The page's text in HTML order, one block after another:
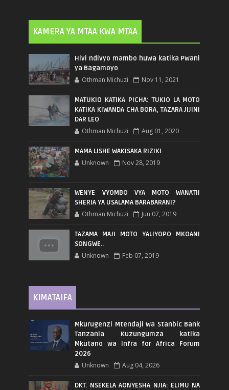
KAMERA YA MTAA KWA MTAA
Hivi ndivyo mambo huwa katika Pwani
ya Bagamoyo
Othman Michuzi Nov 11, 2021
MATUKIO KATIKA PICHA: TUKIO LA MOTO
KATIKA KIWANDA CHA BORA, TAZARA JIJINI
DAR LEO
Othman Michuzi Aug 01, 2020
MAMA LISHE WAKISAKA RIZIKI
Unknown Nov 28, 2019
WENYE VYOMBO VYA MOTO WANATII
SHERIA YA USALAMA BARABARANI?
Othman Michuzi Jun 07, 2019
TAZAMA MAJI MOTO YALIYOPO MKOANI
SONGWE..
Unknown Feb 07, 2019
KIMATAIFA
Mkurugenzi Mtendaji wa Stanbic Bank
Tanzania Kuzungumza katika
Mkutano wa Infra for Africa Forum
2026
Unknown Aug 04, 2026
DKT. NSEKELA AONYESHA NJIA: ELIMU NA